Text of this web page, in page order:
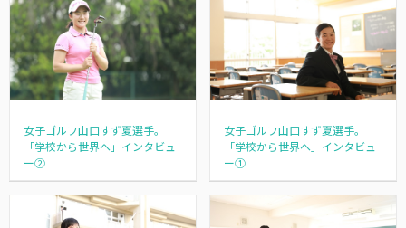
女子ゴルフ山口すず夏選手。
「学校から世界へ」インタビュ
ー②
女子ゴルフ山口すず夏選手。
「学校から世界へ」インタビュ
ー①